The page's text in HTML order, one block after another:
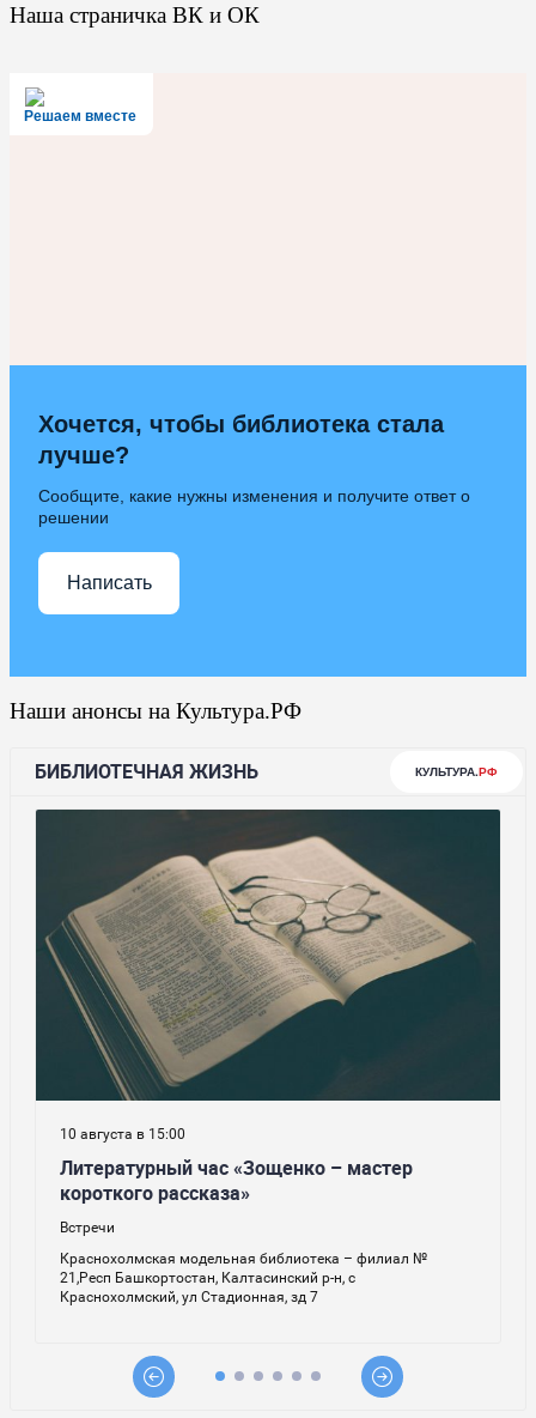
Наша страничка ВК и ОК
Решаем вместе
Хочется, чтобы библиотека стала
лучше?
Сообщите, какие нужны изменения и получите ответ о
решении
Написать
Наши анонсы на Культура.РФ